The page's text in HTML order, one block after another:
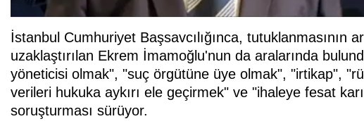
İstanbul Cumhuriyet Başsavcılığınca, tutuklanmasının
uzaklaştırılan Ekrem İmamoğlu'nun da aralarında
yöneticisi olmak", "suç örgütüne üye olmak", "irtikap",
verileri hukuka aykırı ele geçirmek" ve "ihaleye fesat
soruşturması sürüyor.